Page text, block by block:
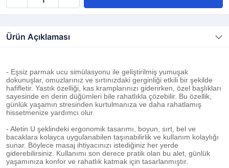
Ürün Açıklaması
- Eşsiz parmak ucu simülasyonu ile geliştirilmiş yumuşak
dokunuşlar, omuzlarınız ve sırtınızdaki gerginliği etkili bir şekilde
hafifletir. Yastık özelliği, kas kramplarınızı giderirken, özel başlıkları
sayesinde en derin düğümleri bile rahatlıkla çözebilir. Bu özellik,
günlük yaşamın stresinden kurtulmanıza ve daha rahatlamış
hissetmenize yardımcı olur.
- Aletin U şeklindeki ergonomik tasarımı, boyun, sırt, bel ve
bacaklara kolayca uygulanabilen taşınabilirlik ve kullanım kolaylığı
sunar. Böylece masaj ihtiyacınızı istediğiniz her yerde
giderebilirsiniz. Kullanımı son derece pratik olan bu alet, günlük
yaşamınıza konfor ve rahatlık katmak için tasarlanmıştır.